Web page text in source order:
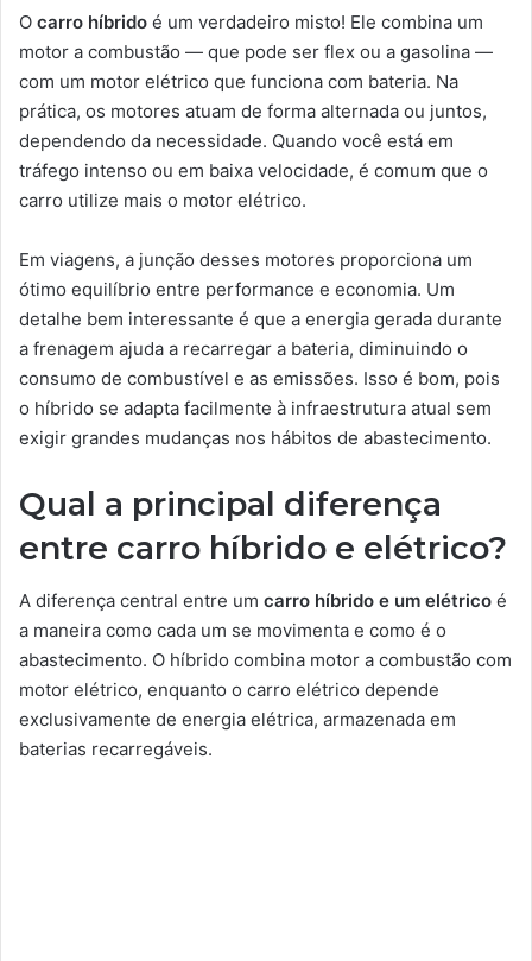
O carro híbrido é um verdadeiro misto! Ele combina um
motor a combustão — que pode ser flex ou a gasolina —
com um motor elétrico que funciona com bateria. Na
prática, os motores atuam de forma alternada ou juntos,
dependendo da necessidade. Quando você está em
tráfego intenso ou em baixa velocidade, é comum que o
carro utilize mais o motor elétrico.
Em viagens, a junção desses motores proporciona um
ótimo equilíbrio entre performance e economia. Um
detalhe bem interessante é que a energia gerada durante
a frenagem ajuda a recarregar a bateria, diminuindo o
consumo de combustível e as emissões. Isso é bom, pois
o híbrido se adapta facilmente à infraestrutura atual sem
exigir grandes mudanças nos hábitos de abastecimento.
Qual a principal diferença
entre carro híbrido e elétrico?
A diferença central entre um carro híbrido e um elétrico é
a maneira como cada um se movimenta e como é o
abastecimento. O híbrido combina motor a combustão com
motor elétrico, enquanto o carro elétrico depende
exclusivamente de energia elétrica, armazenada em
baterias recarregáveis.